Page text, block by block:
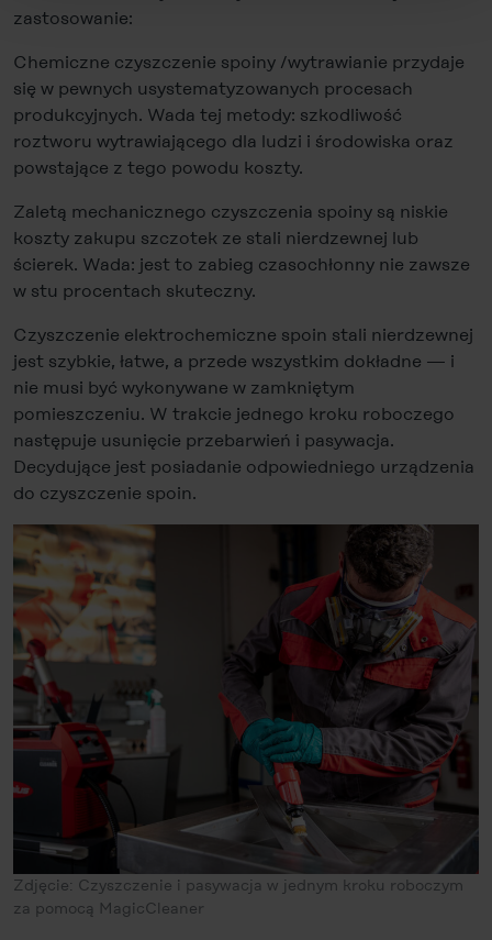
to the data transfer to the USA or not. If, on the other
be set.
You can revoke your consent at any time in theCookie-
Policy, revoke or change the settings and deselect the
categories subsequently. You can find further details in
Statement.
Legal Notice
zastosowanie:
Chemiczne czyszczenie spoiny /wytrawianie przydaje
się w pewnych usystematyzowanych procesach
produkcyjnych. Wada tej metody: szkodliwość
roztworu wytrawiającego dla ludzi i środowiska oraz
powstające z tego powodu koszty.
Zaletą mechanicznego czyszczenia spoiny są niskie
koszty zakupu szczotek ze stali nierdzewnej lub
ścierek. Wada: jest to zabieg czasochłonny nie zawsze
w stu procentach skuteczny.
Czyszczenie elektrochemiczne spoin stali nierdzewnej
jest szybkie, łatwe, a przede wszystkim dokładne — i
nie musi być wykonywane w zamkniętym
pomieszczeniu. W trakcie jednego kroku roboczego
następuje usunięcie przebarwień i pasywacja.
Decydujące jest posiadanie odpowiedniego urządzenia
do czyszczenie spoin.
Zdjęcie: Czyszczenie i pasywacja w jednym kroku roboczym
za pomocą MagicCleaner